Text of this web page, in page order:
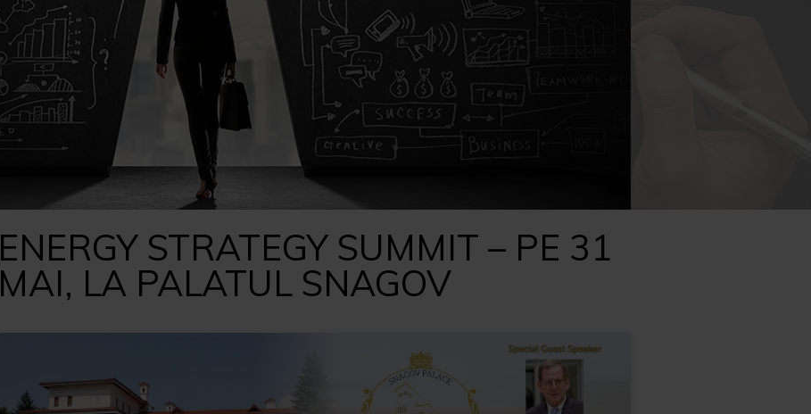
CAPACITATE ADMINISTRATIVA
ENERGY STRATEGY SUMMIT – PE 31
MAI, LA PALATUL SNAGOV